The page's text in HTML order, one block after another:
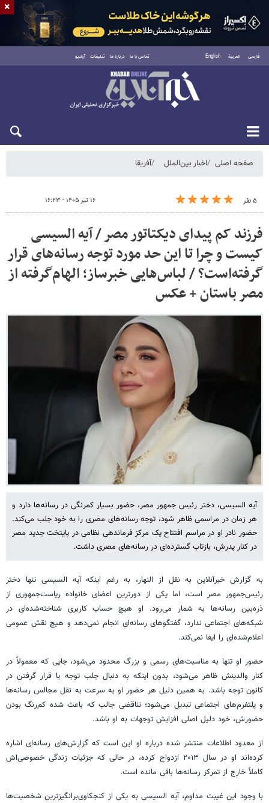
فارسی العربية English تماس با ما درباره ما تبلیغات آرشیو
پنجشنبه ۱۵ مرداد ۱۴۰۵
صفحه اصلی اخبار بین‌الملل آفریقا
۵ نفر ۱۶ تیر ۱۴۰۵ - ۱۶:۲۳
فرزند کم پیدای دیکتاتور مصر / آیه السیسی
کیست و چرا تا این حد مورد توجه رسانه‌های قرار
گرفته‌است؟ / لباس‌هایی خبرساز؛ الهام‌گرفته از
مصر باستان + عکس
آیه السیسی، دختر رئیس جمهور مصر، حضور بسیار کمرنگی در رسانه‌ها دارد و
هر زمان در مراسمی ظاهر شود، توجه رسانه‌های مصری را به خود جلب می‌کند.
حضور نادر او در مراسم افتتاح یک مرکز فرماندهی نظامی در پایتخت جدید مصر
در کنار پدرش، بازتاب گسترده‌ای در رسانه‌های مصری داشت.
به گزارش خبرآنلاین به نقل از النهار، به رغم اینکه آیه السیسی تنها دختر
رئیس‌جمهور مصر است، اما یکی از دورترین اعضای خانواده ریاست‌جمهوری از
ذره‌بین رسانه‌ها به شمار می‌رود. او هیچ حساب کاربری شناخته‌شده‌ای در
شبکه‌های اجتماعی ندارد، گفتگوهای رسانه‌ای انجام نمی‌دهد و هیچ نقش عمومی
اعلام‌شده‌ای را ایفا نمی‌کند.
حضور او تنها به مناسبت‌های رسمی و بزرگ محدود می‌شود، جایی که معمولاً در
کنار والدینش ظاهر می‌شود، بدون اینکه به دنبال جلب توجه یا قرار گرفتن در
کانون توجه باشد. به همین دلیل هر حضور او به سرعت به نقل مجالس رسانه‌ها
و پلتفرم‌های اجتماعی تبدیل می‌شود؛ تناقضی جالب که باعث شده کم‌رنگ بودن
حضورش، خود دلیل اصلی افزایش توجهات به او باشد.
از معدود اطلاعات منتشر شده درباره او این است که گزارش‌های رسانه‌ای اشاره
کرده‌اند او در سال ۲۰۱۳ ازدواج کرده، در حالی که جزئیات زندگی خصوصی‌اش
کاملاً خارج از تمرکز رسانه‌ها باقی مانده است.
با وجود این غیبت مداوم، آیه السیسی به یکی از کنجکاوی‌برانگیزترین شخصیت‌ها
×